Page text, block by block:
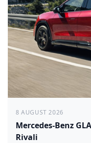
8 AUGUST 2026
Mercedes-Benz
Rivali